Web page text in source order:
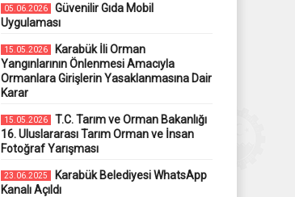
05.06.2026
Güvenilir Gıda Mobil
Uygulaması
15.05.2026
Karabük İli Orman
Yangınlarının Önlenmesi Amacıyla
Ormanlara Girişlerin Yasaklanmasına Dair
Karar
15.05.2026
T.C. Tarım ve Orman Bakanlığı
16. Uluslararası Tarım Orman ve İnsan
Fotoğraf Yarışması
23.06.2025
Karabük Belediyesi WhatsApp
Kanalı Açıldı